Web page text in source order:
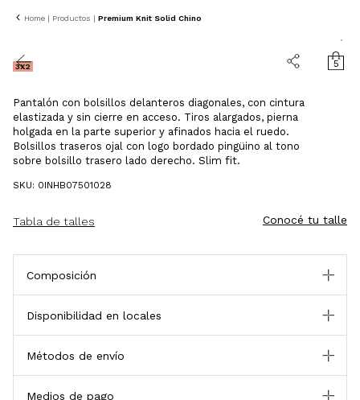
Home | Productos | Premium Knit Solid Chino
5
40% OFF
3X2
Pantalón con bolsillos delanteros diagonales, con cintura
elastizada y sin cierre en acceso. Tiros alargados, pierna
holgada en la parte superior y afinados hacia el ruedo.
Bolsillos traseros ojal con logo bordado pingüino al tono
sobre bolsillo trasero lado derecho. Slim fit.
SKU: 0INHB07501028
Tabla de talles Conocé tu talle
Composición
Disponibilidad en locales
Métodos de envío
Medios de pago